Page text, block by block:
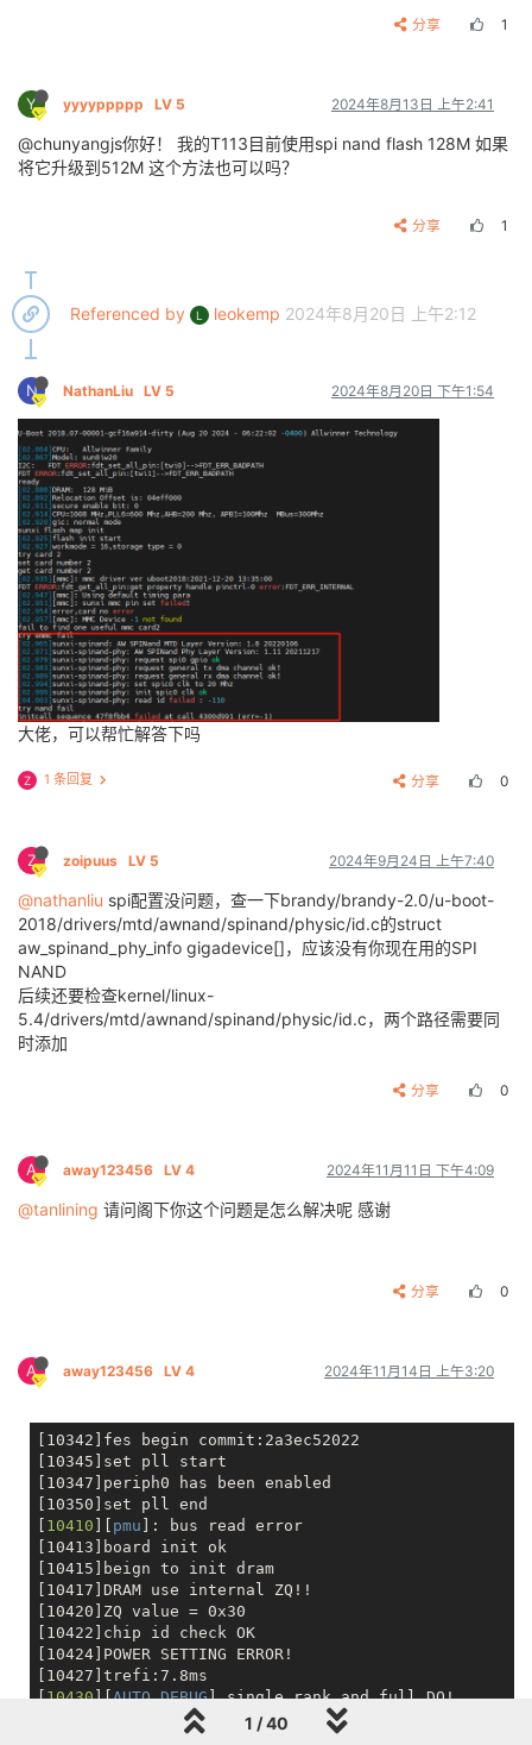
[    0.127035] iommu: Adding device 590fffc.scaler
[    0.127643] iommu: Adding device 590fff8.scaler
[    0.130237] iommu: Adding device 59103fc.scaler
[    0.130908] iommu: Adding device 59103f8.scaler
[    0.131387] iommu: Adding device 59103f4.scaler
[    0.132141] iommu: Adding device 5910800.scaler
[    0.134003] iommu: Adding device 59107f4.scaler
[    0.135938] iommu: Adding device 5910bf8.scaler
[    0.136603] iommu: Adding device 5910bf4.scaler
[    0.137665] iommu: Adding device vinc0 to group 0
[    0.140078] iommu: Adding device vinc8 to group 0
[    0.140870] iommu: Adding device vinc12 to group
[    0.188901] pwm module init!
[    0.197629] sunxi-pm debug v3.10
[    0.199846] SCSI subsystem initialized
[    0.201314] usbcore: registered new interface
[    0.201508] usbcore: registered new interface
[    0.201702] usbcore: registered new device driver
[    0.202049] sunxi
[    0.202586] sunxi_i2c_
[    0.202605] sunxi_i2c_probe()2450 - [i2c1] twi
[    0.202672] twi
[    0.202681] twi_request_gpio()463 - [i2c1] init
[    0.204623] media: Linux media interface: v0.10
[    0.205196] Linux video capture interface: v2.00
[    0.207429] ion _parse_
[    0.207808] ion_parse_dt_heap_common: id 4 type
[    0.209383] Advanced Linux Sound Architecture
[    0.211000] NET: Registered protocol family 31
[    0.211051] Bluetooth: L2CAP socket layer
[    0.211115] Bluetooth: SCO socket layer
[    0.214589] G2D: rcq version
[    0.215779] clocksource: Switched to clocksource
[    0.248413] get androidboot.mode fail
[    0.250192] NET: Registered protocol family 2
[    0.266166] TCP established hash table entries:
[    0.266188] TCP bind hash table entries: 16
[    0.266199] TCP: Hash tables configured
[    0.266280] UDP hash table entries: 256 (order:
[    0.266536] NET: Registered protocol family 1
[    0.267297] sunxi
[    0.267321] spi0 supply spi not found, using
[    0.267503] sunxi_spi_clk_init()1954 - [spi0] mclk
_bits=29 max_
[    0.289787] squashfs: version 4.0 (2009/01/31)
[    0.292103] io scheduler cfq registered (default)
[    0.293353] [DISP]disp
[    0.294980] of
_property_
[    0.295534] lcd 0, driver _name ,  panel_
[    0.295551] lcd 0, driver _name ,  panel_
[    0.295559] lcd 0, driver _name ,  panel_
[    0.295566] lcd 0, driver
[    0.295574] lcd 0, driver
[    0.295581] lcd 0, driver
[    0.295589] lcd 0, driver
[    0.295596] lcd 0, driver _name ,  panel_
[    0.295603] lcd 0, driver
[    0.295611] lcd 0, driver
[    0.297390] [DISP]disp _module_
[    0.300747] uart0 supply uart not found, using
[    0.301045] uart0: ttyS0 at MMIO 0x2500000 (irq =
[    0.301081] sw_console_setup()2050 - console
分享 1
Y yyyyppppp LV 5 2024年8月13日 上午2:41
@chunyangjs你好！ 我的T113目前使用spi nand flash 128M 如果
将它升级到512M 这个方法也可以吗？
分享 1
Referenced by L leokemp 2024年8月20日 上午2:12
N NathanLiu LV 5 2024年8月20日 下午1:54
大佬，可以帮忙解答下吗
Z 1 条回复 分享 0
Z zoipuus LV 5 2024年9月24日 上午7:40
@nathanliu spi配置没问题，查一下brandy/brandy-2.0/u-boot-
2018/drivers/mtd/awnand/spinand/physic/id.c的struct
aw_spinand_phy_info gigadevice[]，应该没有你现在用的SPI
NAND
后续还要检查kernel/linux-
5.4/drivers/mtd/awnand/spinand/physic/id.c，两个路径需要同
时添加
分享 0
A away123456 LV 4 2024年11月11日 下午4:09
@tanlining 请问阁下你这个问题是怎么解决呢 感谢
分享 0
A away123456 LV 4 2024年11月14日 上午3:20
[10342]fes begin commit:2a3ec52022
[10345]set pll start
[10347]periph0 has been enabled
[10350]set pll end
10410 pmu ]: bus read error
[10413]board init ok
[10415]beign to init dram
[10417]DRAM use internal ZQ!!
[10420]ZQ value = 0x30
[10422]chip id check OK
[10424]POWER SETTING ERROR!
[10427]trefi:7.8ms
[10430][AUTO DEBUG] single rank and full DQ!
[10434]trefi:7.8ms
AUTO DEBUG ] rank 0 row = 13
请问我这个切换spinand启动不了文件系统是什么问题呢，另外为啥
1 / 40